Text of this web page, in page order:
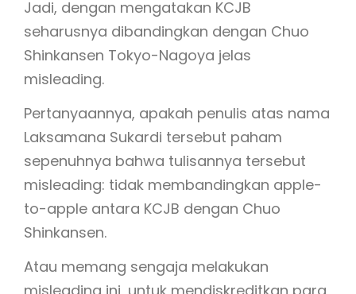
Jadi, dengan mengatakan KCJB
seharusnya dibandingkan dengan Chuo
Shinkansen Tokyo-Nagoya jelas
misleading.
Pertanyaannya, apakah penulis atas nama
Laksamana Sukardi tersebut paham
sepenuhnya bahwa tulisannya tersebut
misleading: tidak membandingkan apple-
to-apple antara KCJB dengan Chuo
Shinkansen.
Atau memang sengaja melakukan